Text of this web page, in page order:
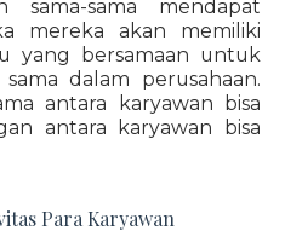
sama-sama mendapat
mereka akan memiliki
yang bersamaan untuk
dalam perusahaan.
antara karyawan bisa
antara karyawan bisa
Para Karyawan